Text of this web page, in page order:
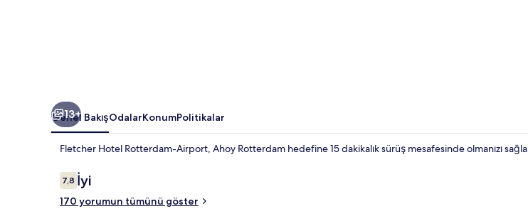
13+
Genel BakışOdalarKonumPolitikalar
Fletcher Hotel Rotterdam-Airport, Ahoy Rotterdam hedefine 15 dakikalık sürüş mesafesinde olmanızı
Yorumlar
7,87,8/10
İyi
170 yorumun tümünü göster